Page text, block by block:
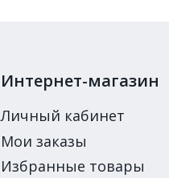
Интернет-магазин
Личный кабинет
Мои заказы
Избранные товары